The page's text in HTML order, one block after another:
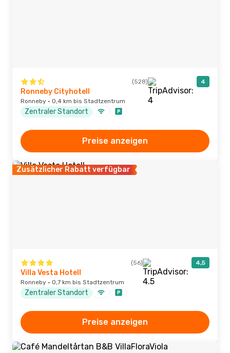
(528) 4
Ronneby Cityhotell
Ronneby · 0,4 km bis Stadtzentrum
Zentraler Standort
Preise anzeigen
Zusätzlicher Rabatt verfügbar
(56) 4,5
Villa Vesta Hotell
Ronneby · 0,7 km bis Stadtzentrum
Zentraler Standort
Preise anzeigen